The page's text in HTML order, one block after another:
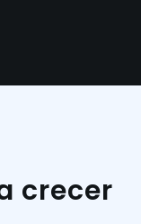
crecer